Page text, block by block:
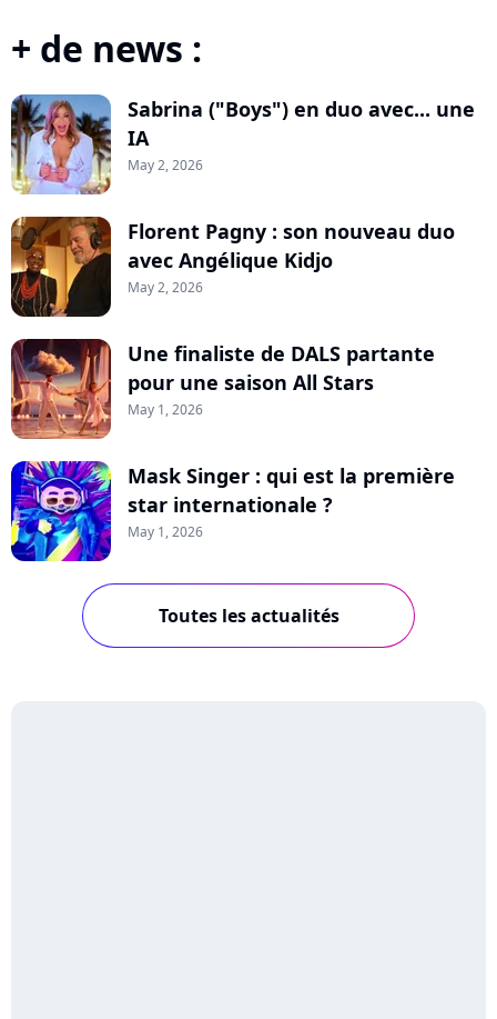
+ de news :
Sabrina ("Boys") en duo avec... une
IA
May 2, 2026
Florent Pagny : son nouveau duo
avec Angélique Kidjo
May 2, 2026
Une finaliste de DALS partante
pour une saison All Stars
May 1, 2026
Mask Singer : qui est la première
star internationale ?
May 1, 2026
Toutes les actualités